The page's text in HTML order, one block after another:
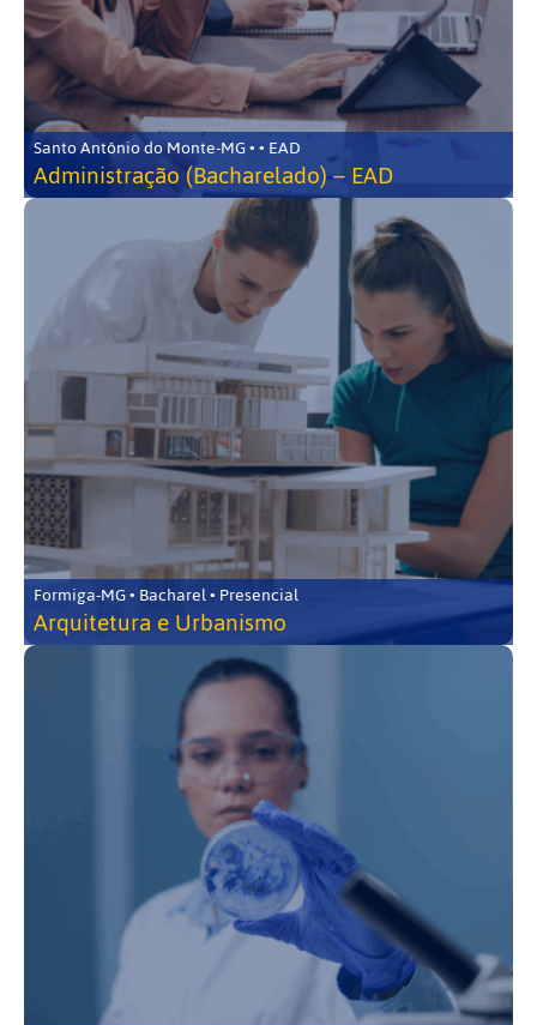
Santo Antônio do Monte-MG • • EAD
Administração (Bacharelado) – EAD
Formiga-MG • Bacharel • Presencial
Arquitetura e Urbanismo